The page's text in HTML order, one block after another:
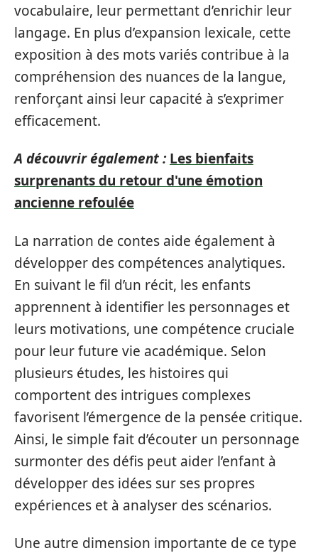
vocabulaire, leur permettant d’enrichir leur
langage. En plus d’expansion lexicale, cette
exposition à des mots variés contribue à la
compréhension des nuances de la langue,
renforçant ainsi leur capacité à s’exprimer
efficacement.
A découvrir également : Les bienfaits
surprenants du retour d'une émotion
ancienne refoulée
La narration de contes aide également à
développer des compétences analytiques.
En suivant le fil d’un récit, les enfants
apprennent à identifier les personnages et
leurs motivations, une compétence cruciale
pour leur future vie académique. Selon
plusieurs études, les histoires qui
comportent des intrigues complexes
favorisent l’émergence de la pensée critique.
Ainsi, le simple fait d’écouter un personnage
surmonter des défis peut aider l’enfant à
développer des idées sur ses propres
expériences et à analyser des scénarios.
Une autre dimension importante de ce type